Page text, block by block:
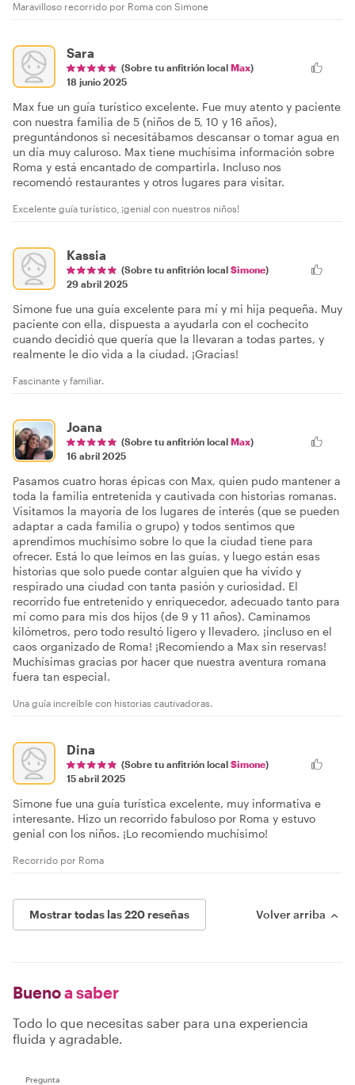
Maravilloso recorrido por Roma con Simone
Sara
(Sobre tu anfitrión local Max)
18 junio 2025
Max fue un guía turístico excelente. Fue muy atento y paciente
con nuestra familia de 5 (niños de 5, 10 y 16 años),
preguntándonos si necesitábamos descansar o tomar agua en
un día muy caluroso. Max tiene muchísima información sobre
Roma y está encantado de compartirla. Incluso nos
recomendó restaurantes y otros lugares para visitar.
Excelente guía turístico, ¡genial con nuestros niños!
Kassia
(Sobre tu anfitrión local Simone)
29 abril 2025
Simone fue una guía excelente para mí y mi hija pequeña. Muy
paciente con ella, dispuesta a ayudarla con el cochecito
cuando decidió que quería que la llevaran a todas partes, y
realmente le dio vida a la ciudad. ¡Gracias!
Fascinante y familiar.
Joana
(Sobre tu anfitrión local Max)
16 abril 2025
Pasamos cuatro horas épicas con Max, quien pudo mantener a
toda la familia entretenida y cautivada con historias romanas.
Visitamos la mayoría de los lugares de interés (que se pueden
adaptar a cada familia o grupo) y todos sentimos que
aprendimos muchísimo sobre lo que la ciudad tiene para
ofrecer. Está lo que leímos en las guías, y luego están esas
historias que solo puede contar alguien que ha vivido y
respirado una ciudad con tanta pasión y curiosidad. El
recorrido fue entretenido y enriquecedor, adecuado tanto para
mí como para mis dos hijos (de 9 y 11 años). Caminamos
kilómetros, pero todo resultó ligero y llevadero, ¡incluso en el
caos organizado de Roma! ¡Recomiendo a Max sin reservas!
Muchísimas gracias por hacer que nuestra aventura romana
fuera tan especial.
Una guía increíble con historias cautivadoras.
Dina
(Sobre tu anfitrión local Simone)
15 abril 2025
Simone fue una guía turística excelente, muy informativa e
interesante. Hizo un recorrido fabuloso por Roma y estuvo
genial con los niños. ¡Lo recomiendo muchísimo!
Recorrido por Roma
Mostrar todas las 220 reseñas Volver arriba
Buenoa saber
Todo lo que necesitas saber para una experiencia
fluida y agradable.
Pregunta